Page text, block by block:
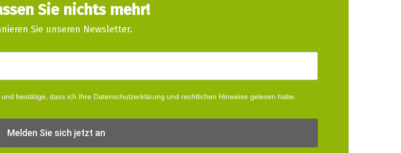
Sie nichts mehr!
Sie unseren Newsletter.
bestätige, dass ich Ihre Datenschutzerklärung und rechtlichen Hinweise gelesen habe.
Melden Sie sich jetzt an